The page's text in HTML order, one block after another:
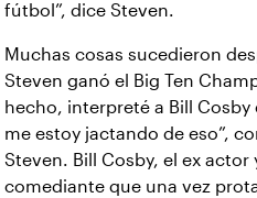
fútbol”, dice Steven.
Muchas cosas sucedieron
Steven ganó el Big Ten
hecho, interpreté a Bill Cosby
me estoy jactando de eso”,
Steven. Bill Cosby, el ex actor
comediante que una vez